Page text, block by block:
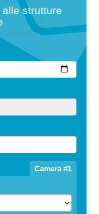
strutture
Camera #1